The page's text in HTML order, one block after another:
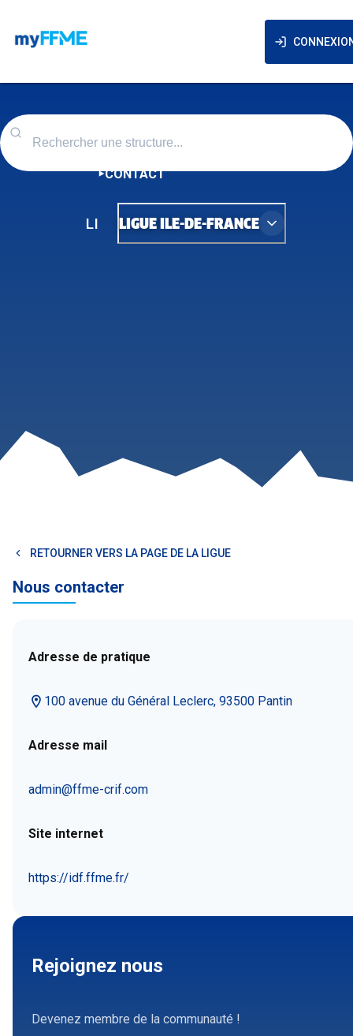
CONTACT
LI LIGUE ILE-DE-FRANCE
RETOURNER VERS LA PAGE DE LA LIGUE
Nous contacter
Adresse de pratique
100 avenue du Général Leclerc, 93500 Pantin
Adresse mail
admin@ffme-crif.com
Site internet
https://idf.ffme.fr/
Rejoignez nous
Devenez membre de la communauté !